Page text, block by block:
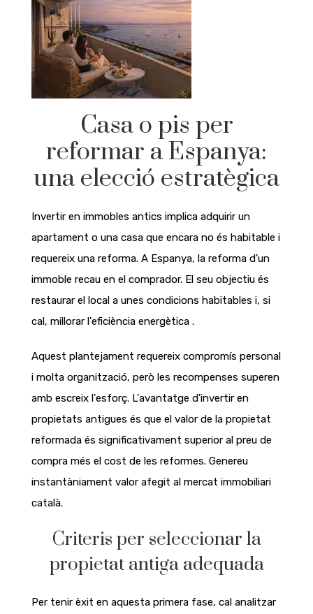
Casa o pis per
reformar a Espanya:
una elecció estratègica
Invertir en immobles antics implica adquirir un
apartament o una casa que encara no és habitable i
requereix una reforma. A Espanya, la reforma d'un
immoble recau en el comprador. El seu objectiu és
restaurar el local a unes condicions habitables i, si
cal, millorar l'eficiència energètica .
Aquest plantejament requereix compromís personal
i molta organització, però les recompenses superen
amb escreix l'esforç. L'avantatge d'invertir en
propietats antigues és que el valor de la propietat
reformada és significativament superior al preu de
compra més el cost de les reformes. Genereu
instantàniament valor afegit al mercat immobiliari
català.
Criteris per seleccionar la
propietat antiga adequada
Per tenir èxit en aquesta primera fase, cal analitzar